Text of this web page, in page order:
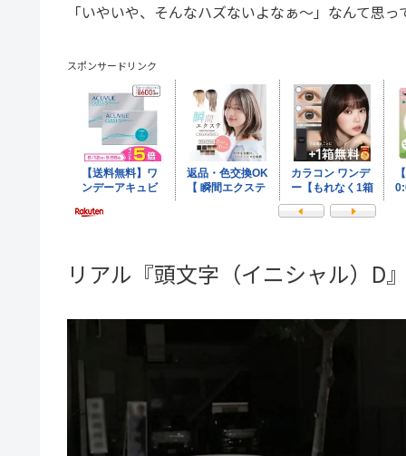
「いやいや、そんなハズないよなぁ～」なんて思
スポンサードリンク
リアル『頭文字（イニシャル）D